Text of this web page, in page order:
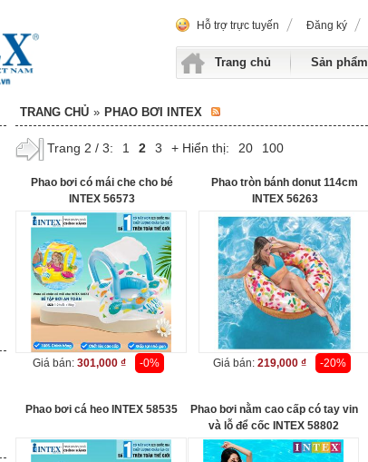
Hỗ trợ trực tuyến Đăng ký
Trang chủ Sản phẩm
TRANG CHỦ » PHAO BƠI INTEX
Trang 2 / 3: 1 2 3 + Hiển thị: 20 100
Phao bơi có mái che cho bé
INTEX 56573
Giá bán: 301,000 ₫ -0%
Phao tròn bánh donut 114cm
INTEX 56263
Giá bán: 219,000 ₫ -20%
Phao bơi cá heo INTEX 58535
Phao bơi nằm cao cấp có tay vin
và lỗ để cốc INTEX 58802